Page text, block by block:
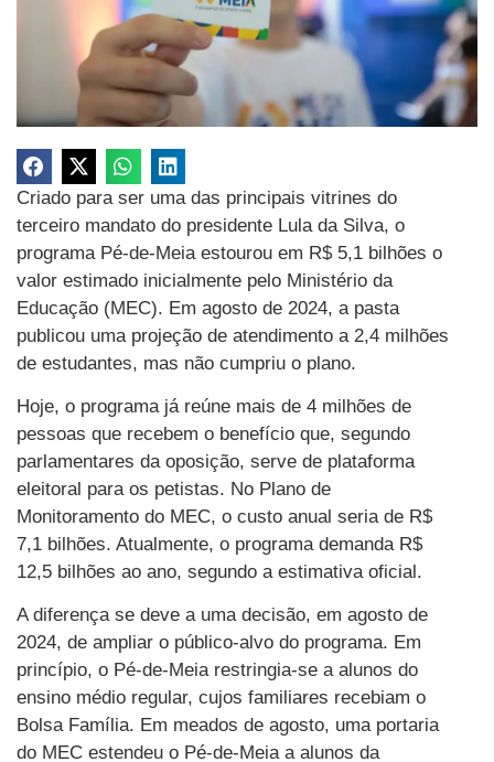
Criado para ser uma das principais vitrines do
terceiro mandato do presidente Lula da Silva, o
programa Pé-de-Meia estourou em R$ 5,1 bilhões o
valor estimado inicialmente pelo Ministério da
Educação (MEC). Em agosto de 2024, a pasta
publicou uma projeção de atendimento a 2,4 milhões
de estudantes, mas não cumpriu o plano.
Hoje, o programa já reúne mais de 4 milhões de
pessoas que recebem o benefício que, segundo
parlamentares da oposição, serve de plataforma
eleitoral para os petistas. No Plano de
Monitoramento do MEC, o custo anual seria de R$
7,1 bilhões. Atualmente, o programa demanda R$
12,5 bilhões ao ano, segundo a estimativa oficial.
A diferença se deve a uma decisão, em agosto de
2024, de ampliar o público-alvo do programa. Em
princípio, o Pé-de-Meia restringia-se a alunos do
ensino médio regular, cujos familiares recebiam o
Bolsa Família. Em meados de agosto, uma portaria
do MEC estendeu o Pé-de-Meia a alunos da